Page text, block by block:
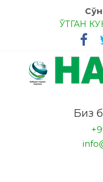
ЎТГАН
МЕССИ ВА
Биз